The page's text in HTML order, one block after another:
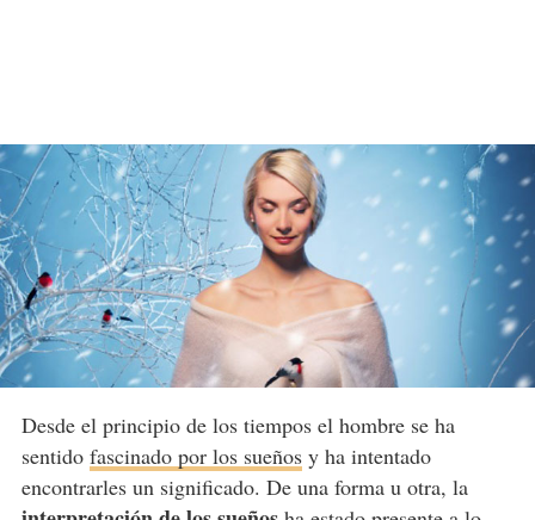
Desde el principio de los tiempos el hombre se ha
sentido fascinado por los sueñosy ha intentado
encontrarles un significado. De una forma u otra, la